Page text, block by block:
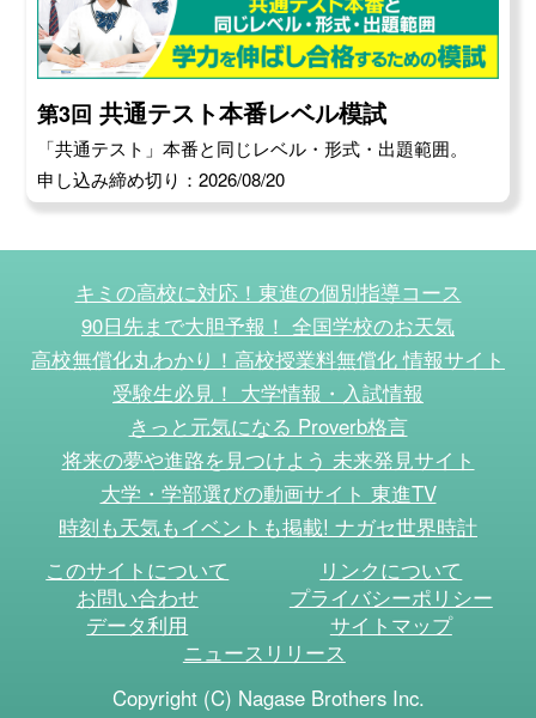
第3回 共通テスト本番レベル模試
「共通テスト」本番と同じレベル・形式・出題範囲。
申し込み締め切り：2026/08/20
キミの高校に対応！東進の個別指導コース
90日先まで大胆予報！ 全国学校のお天気
高校無償化丸わかり！高校授業料無償化 情報サイト
受験生必見！ 大学情報・入試情報
きっと元気になる Proverb格言
将来の夢や進路を見つけよう 未来発見サイト
大学・学部選びの動画サイト 東進TV
時刻も天気もイベントも掲載! ナガセ世界時計
このサイトについて
リンクについて
お問い合わせ
プライバシーポリシー
データ利用
サイトマップ
ニュースリリース
Copyright (C) Nagase Brothers Inc.